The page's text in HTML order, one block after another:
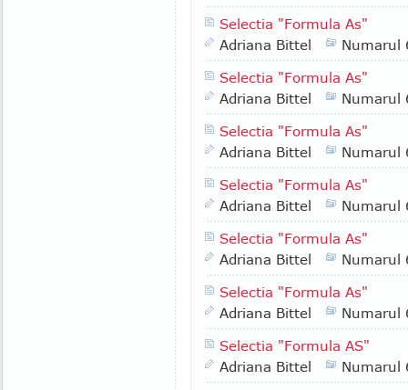
Selectia "Formula As"
Adriana Bittel
Numarul
Selectia "Formula As"
Adriana Bittel
Numarul
Selectia "Formula As"
Adriana Bittel
Numarul
Selectia "Formula As"
Adriana Bittel
Numarul
Selectia "Formula As"
Adriana Bittel
Numarul
Selectia "Formula As"
Adriana Bittel
Numarul
Selectia "Formula AS"
Adriana Bittel
Numarul